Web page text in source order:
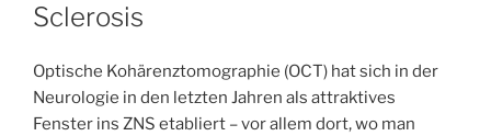
Sclerosis
Optische Kohärenztomographie (OCT) hat sich in der
Neurologie in den letzten Jahren als attraktives
Fenster ins ZNS etabliert – vor allem dort, wo man